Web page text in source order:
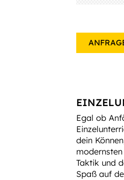
Egal ob
dein
Taktik und
Spaß auf